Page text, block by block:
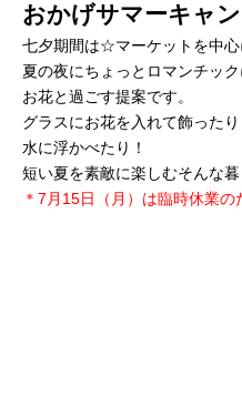
おかげサマーキャン
七夕期間は☆マーケットを中
夏の夜にちょっとロマンチッ
お花と過ごす提案です。
グラスにお花を入れて飾ったり
水に浮かべたり！
短い夏を素敵に楽しむそんな暮
＊7月15日（月）は臨時休業の